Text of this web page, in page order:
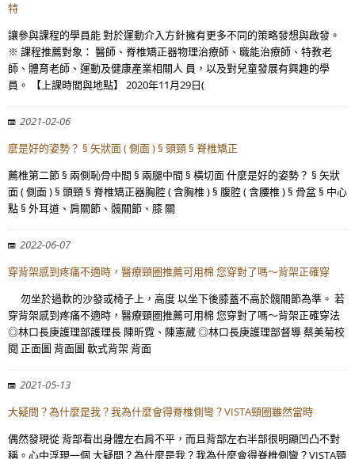
特
讓參與課程的學員能 對於運動介入方針擁有更多不同的策略發想與啟發。
※ 課程推薦對象： 醫師、脊椎矯正器物理治療師、職能治療師、特教老
師、體育老師、運動及健康產業相關人 員，以及對兒童發展有興趣的學
員。 【上課時間與地點】 2020年11月29日(
2021-02-06
麼是好的姿勢？ § 矢狀面 ( 側面 ) § 頭頸 § 脊椎矯正
薦椎第二節 § 兩側恥骨中間 § 兩腿中間 § 橫切面 什麼是好的姿勢？ § 矢狀
面 ( 側面 ) § 頭頸 § 脊椎矯正器胸腔 ( 含胸椎 ) § 腹腔 ( 含腰椎 ) § 骨盆 § 中心
點 § 外耳道、肩關節、髖關節、膝 關
2022-06-07
穿背架感到疼痛不適時，醫療頸圈推薦可用棉 您穿對了嗎～背架正確穿
勿坐於過軟的沙發或椅子上，高度 以坐下後膝蓋不高於髖關節為準。 若
穿背架感到疼痛不適時，醫療頸圈推薦可用棉 您穿對了嗎～背架正確穿法
◎林口長庚護理部護理長 陳昕霓、陳憲葳 ◎林口長庚護理部督導 蔡美菊校
閱 正面圖 背面圖 軟式背架 背面
2021-05-13
大疑問？為什麼是我？我為什麼會得脊椎側彎？VISTA頸圈雖然當時
偶然發現從 背部看出身體左右肩不平，而且背部左右半部很明顯凹凸不對
稱。心中浮現一個 大疑問？為什麼是我？我為什麼會得脊椎側彎？VISTA頸